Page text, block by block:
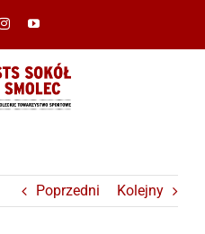
Poprzedni Kolejny